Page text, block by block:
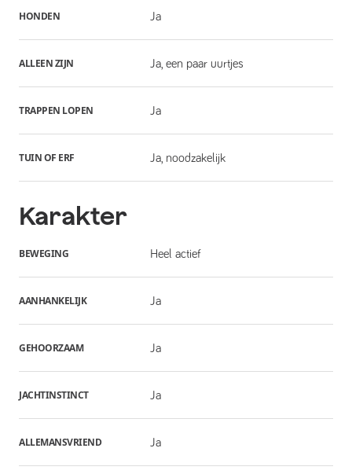
HONDEN Ja
ALLEEN ZIJN Ja, een paar uurtjes
TRAPPEN LOPEN Ja
TUIN OF ERF Ja, noodzakelijk
Karakter
BEWEGING Heel actief
AANHANKELIJK Ja
GEHOORZAAM Ja
JACHTINSTINCT Ja
ALLEMANSVRIEND Ja